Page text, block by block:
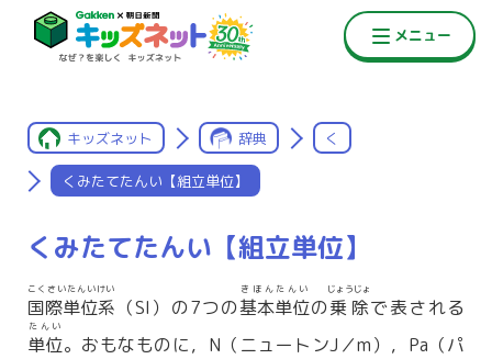
キッズネット 辞典 く
くみたてたんい【組立単位】
くみたてたんい【組立単位】
国際単位系
こくさいたんいけい
（SI）の7つの基本単位
きほんたんい
の乗除
じょうじょ
で表される
単位
たんい
。おもなものに，N（ニュートンJ／m），Pa（パ